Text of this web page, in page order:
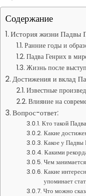
Содержание
История жизни Падвы
Ранние годы и
Падва Генрих в
Жизнь после
Достижения и вклад
Известные
Влияние на
Вопрос-ответ:
Кто такой
Какие
Какое у Падвы
Какими
Чем
Какие
упоминает
Что можно